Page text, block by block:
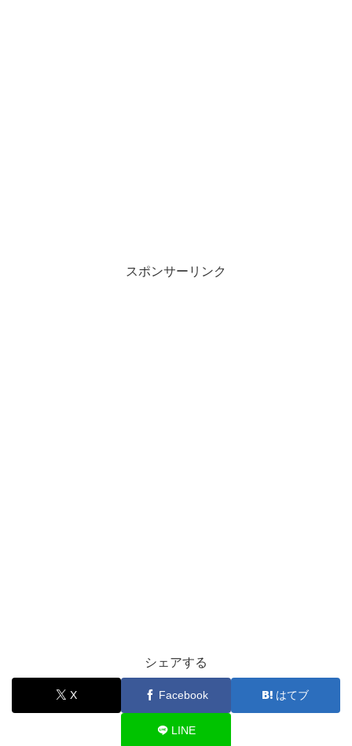
スポンサーリンク
シェアする
X Facebook はてブ
LINE